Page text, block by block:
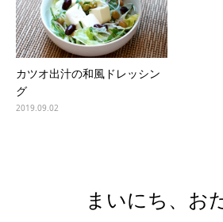
カツオ出汁の和風ドレッシン
グ
2019.09.02
まいにち、お